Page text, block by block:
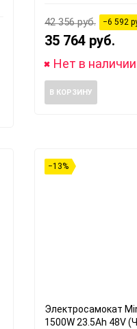
42 356 руб. −6 592
35 764 руб.
Нет в наличии
В КОРЗИНУ
−13%
Электросамокат
1500W 23.5Ah 48V